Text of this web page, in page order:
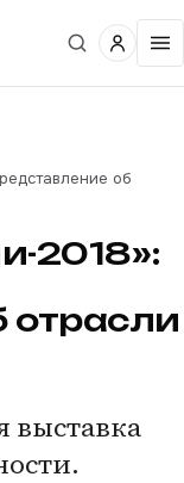
об
2018»:
отрасли
выставка